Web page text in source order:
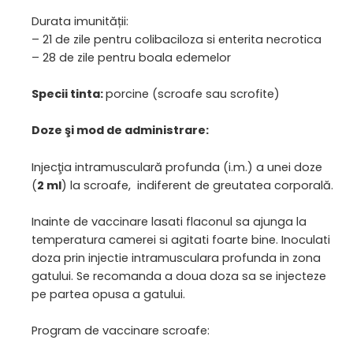
Durata imunității:
– 21 de zile pentru colibaciloza si enterita necrotica
– 28 de zile pentru boala edemelor
Specii tinta:porcine (scroafe sau scrofite)
Doze şi mod de administrare:
Injecţia intramusculară profunda (i.m.) a unei doze
(2 ml) la scroafe, indiferent de greutatea corporală.
Inainte de vaccinare lasati flaconul sa ajunga la
temperatura camerei si agitati foarte bine. Inoculati
doza prin injectie intramusculara profunda in zona
gatului. Se recomanda a doua doza sa se injecteze
pe partea opusa a gatului.
Program de vaccinare scroafe: